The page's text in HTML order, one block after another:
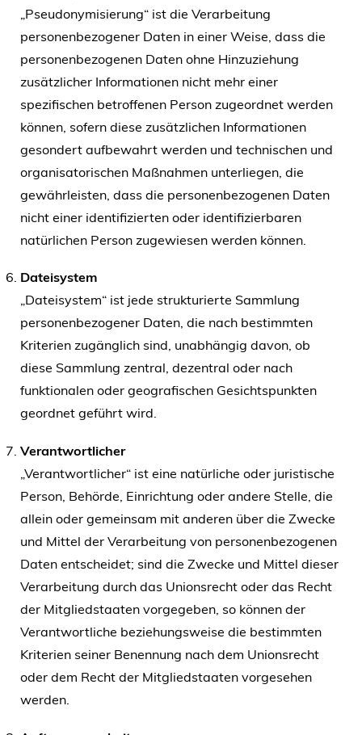
„Pseudonymisierung“ ist die Verarbeitung
personenbezogener Daten in einer Weise, dass die
personenbezogenen Daten ohne Hinzuziehung
zusätzlicher Informationen nicht mehr einer
spezifischen betroffenen Person zugeordnet werden
können, sofern diese zusätzlichen Informationen
gesondert aufbewahrt werden und technischen und
organisatorischen Maßnahmen unterliegen, die
gewährleisten, dass die personenbezogenen Daten
nicht einer identifizierten oder identifizierbaren
natürlichen Person zugewiesen werden können.
Dateisystem
„Dateisystem“ ist jede strukturierte Sammlung
personenbezogener Daten, die nach bestimmten
Kriterien zugänglich sind, unabhängig davon, ob
diese Sammlung zentral, dezentral oder nach
funktionalen oder geografischen Gesichtspunkten
geordnet geführt wird.
Verantwortlicher
„Verantwortlicher“ ist eine natürliche oder juristische
Person, Behörde, Einrichtung oder andere Stelle, die
allein oder gemeinsam mit anderen über die Zwecke
und Mittel der Verarbeitung von personenbezogenen
Daten entscheidet; sind die Zwecke und Mittel dieser
Verarbeitung durch das Unionsrecht oder das Recht
der Mitgliedstaaten vorgegeben, so können der
Verantwortliche beziehungsweise die bestimmten
Kriterien seiner Benennung nach dem Unionsrecht
oder dem Recht der Mitgliedstaaten vorgesehen
werden.